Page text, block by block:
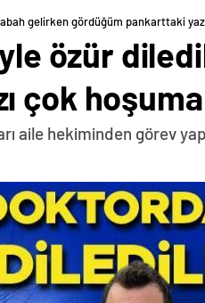
gelirken gördüğüm pankarttaki
özür
çok
aile hekiminden görev